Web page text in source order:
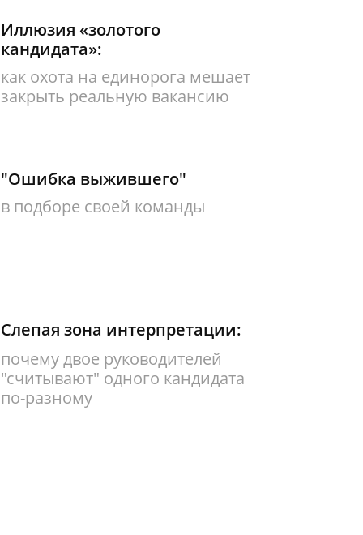
Иллюзия «золотого
кандидата»:
как охота на единорога мешает
закрыть реальную вакансию
"Ошибка выжившего"
в подборе своей команды
Слепая зона интерпретации:
почему двое руководителей
"считывают" одного кандидата
по-разному